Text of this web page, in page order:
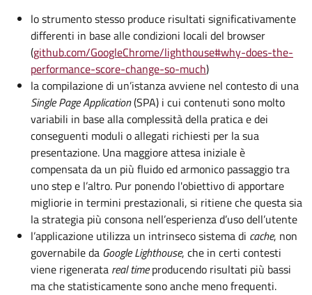
lo strumento stesso produce risultati significativamente
differenti in base alle condizioni locali del browser
(github.com/GoogleChrome/lighthouse#why-does-the-
performance-score-change-so-much)
la compilazione di un’istanza avviene nel contesto di una
Single Page Application(SPA) i cui contenuti sono molto
variabili in base alla complessità della pratica e dei
conseguenti moduli o allegati richiesti per la sua
presentazione. Una maggiore attesa iniziale è
compensata da un più fluido ed armonico passaggio tra
uno step e l’altro. Pur ponendo l'obiettivo di apportare
migliorie in termini prestazionali, si ritiene che questa sia
la strategia più consona nell’esperienza d’uso dell’utente
l’applicazione utilizza un intrinseco sistema di cache, non
governabile da Google Lighthouse, che in certi contesti
viene rigenerata real timeproducendo risultati più bassi
ma che statisticamente sono anche meno frequenti.